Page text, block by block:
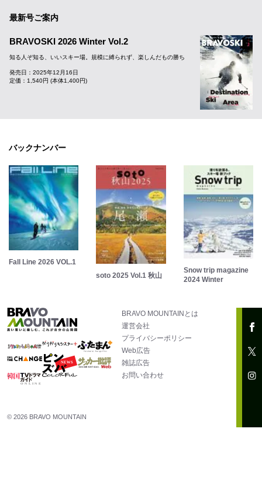
最新号ご案内
BRAVOSKI 2026 Winter Vol.2
知る人ぞ知る、いいスキー場。規模に縛られず、楽しんだもの勝ち
発売日：2025年12月16日
定価：1,540円 (本体1,400円)
バックナンバー
Fall Line 2026 VOL.1
soto 2025 Vol.1 秋山
Snow trip magazine
2024 Winter
BRAVO MOUNTAINとは
運営会社
プライバシーポリシー
Web広告
雑誌広告
お問い合わせ
© 2026 BRAVO MOUNTAIN